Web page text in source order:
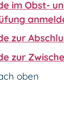
im Obst-
zur
zur
oben